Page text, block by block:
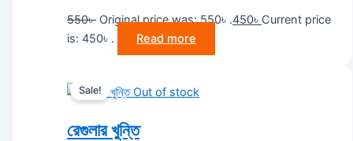
550৳ Original price was: 550৳ .450৳ Current price
is: 450৳ .
Read more
Out of stock
Sale!
রেগুলার খুন্তি